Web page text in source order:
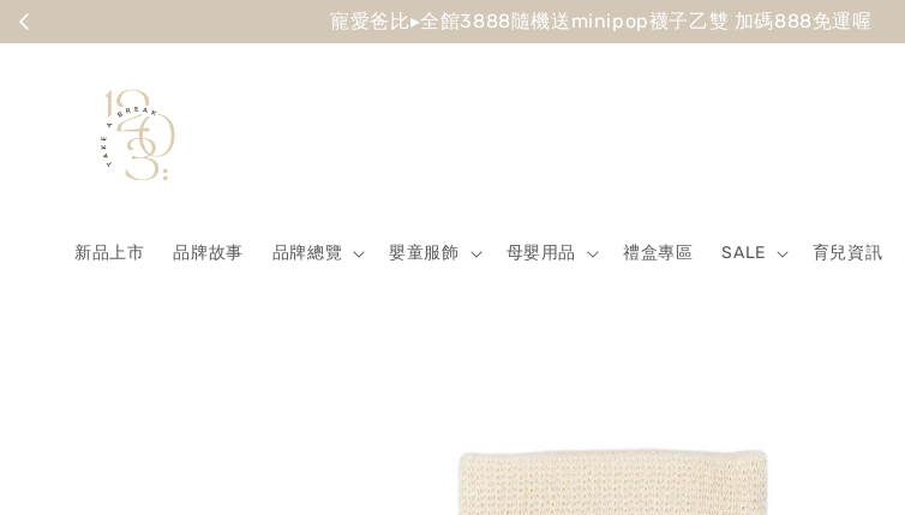
Summer Sale最低7折起 滿5500送500回饋金 滿
新品上市 品牌故事 品牌總覽 嬰童服飾 母嬰用品 禮盒專區 SALE 育兒資訊